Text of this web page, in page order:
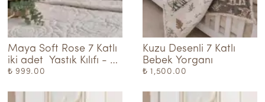
Maya Soft Rose 7 Katlı
iki adet  Yastık Kılıfı -
Natural
₺ 999.00
Kuzu Desenli 7 Katlı
Bebek Yorganı
₺ 1,500.00